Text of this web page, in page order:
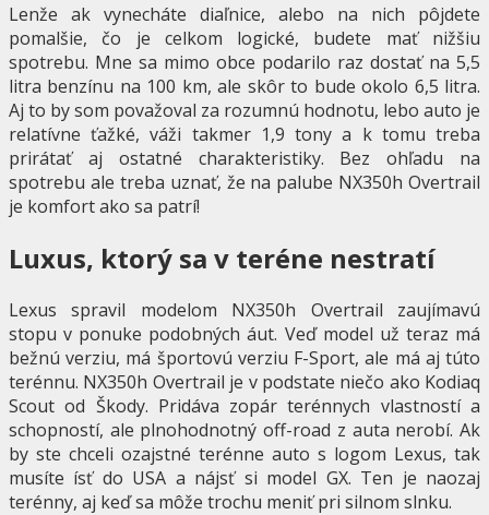
Lenže ak vynecháte diaľnice, alebo na nich pôjdete
pomalšie, čo je celkom logické, budete mať nižšiu
spotrebu. Mne sa mimo obce podarilo raz dostať na 5,5
litra benzínu na 100 km, ale skôr to bude okolo 6,5 litra.
Aj to by som považoval za rozumnú hodnotu, lebo auto je
relatívne ťažké, váži takmer 1,9 tony a k tomu treba
prirátať aj ostatné charakteristiky. Bez ohľadu na
spotrebu ale treba uznať, že na palube NX350h Overtrail
je komfort ako sa patrí!
Luxus, ktorý sa v teréne nestratí
Lexus spravil modelom NX350h Overtrail zaujímavú
stopu v ponuke podobných áut. Veď model už teraz má
bežnú verziu, má športovú verziu F-Sport, ale má aj túto
terénnu. NX350h Overtrail je v podstate niečo ako Kodiaq
Scout od Škody. Pridáva zopár terénnych vlastností a
schopností, ale plnohodnotný off-road z auta nerobí. Ak
by ste chceli ozajstné terénne auto s logom Lexus, tak
musíte ísť do USA a nájsť si model GX. Ten je naozaj
terénny, aj keď sa môže trochu meniť pri silnom slnku.